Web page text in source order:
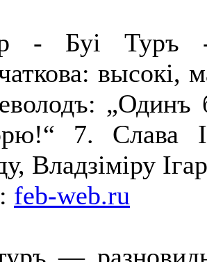
- Буі Туръ -
7. Слава
Владзіміру
feb-web.ru